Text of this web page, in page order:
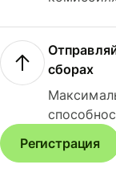
сборах
Регистрация